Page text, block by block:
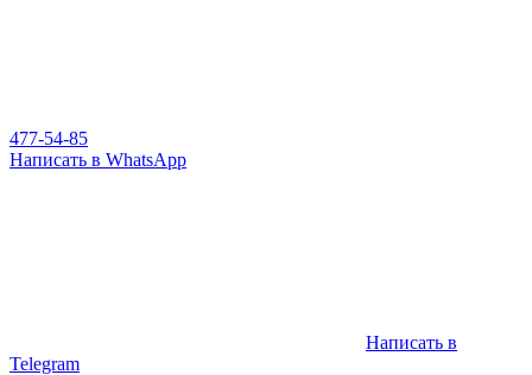
477-54-85
Написать в WhatsApp
Написать в
Telegram